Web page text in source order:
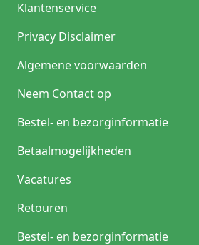
Klantenservice
Privacy Disclaimer
Algemene voorwaarden
Neem Contact op
Bestel- en bezorginformatie
Betaalmogelijkheden
Vacatures
Retouren
Bestel- en bezorginformatie